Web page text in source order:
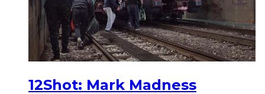
12Shot: Mark Madness